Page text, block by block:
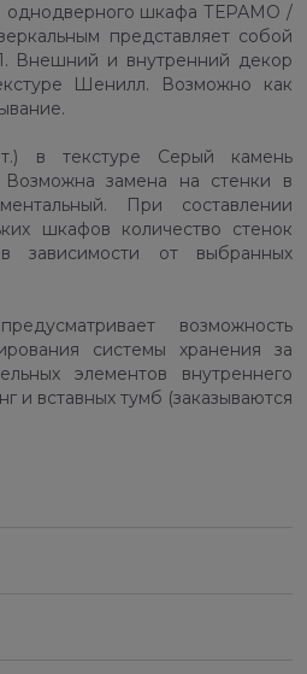
однодверного шкафа ТЕРАМО /
представляет собой
Внешний и внутренний декор
Шенилл. Возможно как
в текстуре Серый камень
Возможна замена на стенки в
При составлении
шкафов количество стенок
зависимости от выбранных
возможность
системы хранения за
элементов внутреннего
и вставных тумб (заказываются